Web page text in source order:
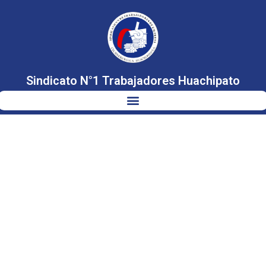
Sindicato N°1 Trabajadores Huachipato